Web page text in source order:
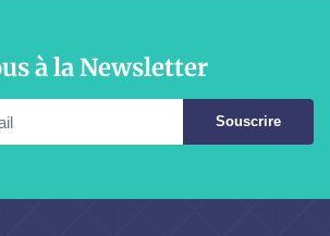
à la Newsletter
Souscrire